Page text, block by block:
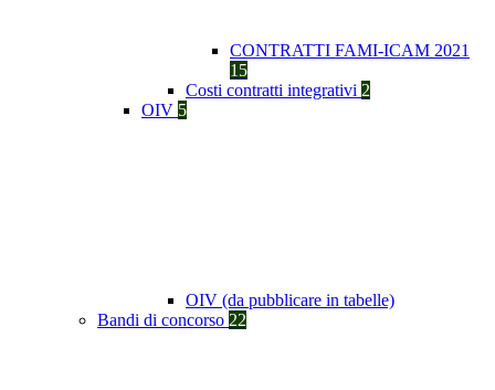
CONTRATTI FAMI-ICAM 2021
15
Costi contratti integrativi 2
OIV 5
OIV (da pubblicare in tabelle)
Bandi di concorso 22